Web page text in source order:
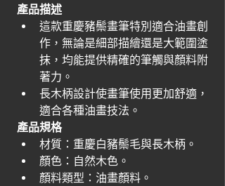
產品描述
這款重慶豬鬃畫筆特別適合油畫創
作，無論是細部描繪還是大範圍塗
抹，均能提供精確的筆觸與顏料附
著力。
長木柄設計使畫筆使用更加舒適，
適合各種油畫技法。
產品規格
材質：重慶白豬鬃毛與長木柄。
顏色：自然木色。
顏料類型：油畫顏料。